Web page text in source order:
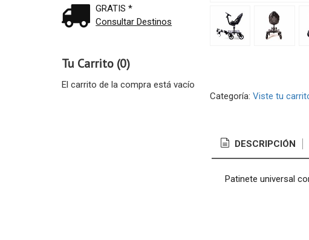
GRATIS *
Consultar Destinos
Tu Carrito (0)
El carrito de la compra está vacío
Categoría: Viste tu
DESCRIPCIÓN
Patinete universal